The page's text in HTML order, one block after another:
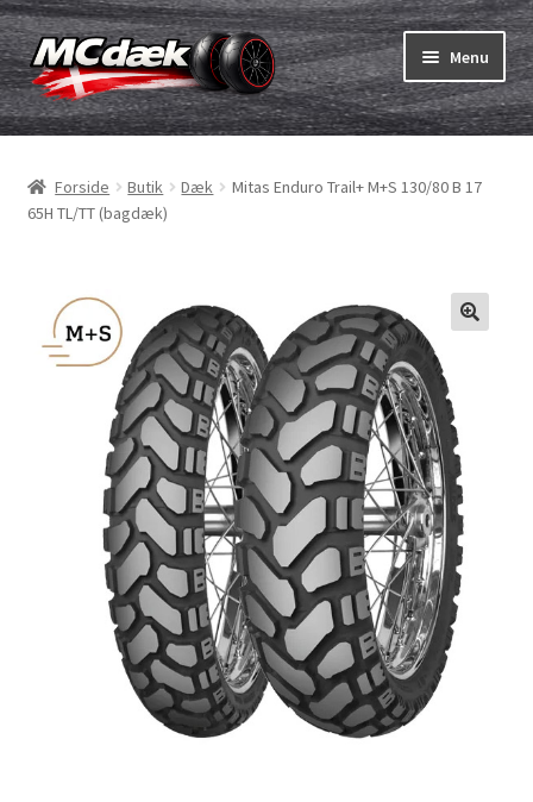
Spring
til
navigation
Spring
til
indhold
Menu
Dæk
Udfold
Slanger & fælgband
Udfold
Dæk ABC
Udfold
MC dæk test
Kontakt os
Forside Butik Dæk
Mitas Enduro Trail+ M+S 130/80 B 17
65H TL/TT (bagdæk)